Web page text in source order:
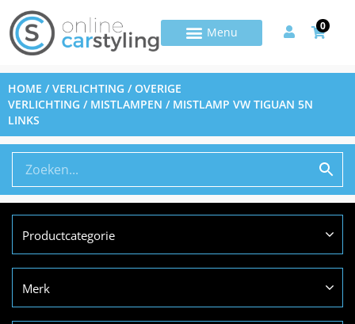
0
HOME /VERLICHTING /OVERIGE
VERLICHTING / MISTLAMPEN / MISTLAMP VW TIGUAN 5N
LINKS
Productcategorie
Merk